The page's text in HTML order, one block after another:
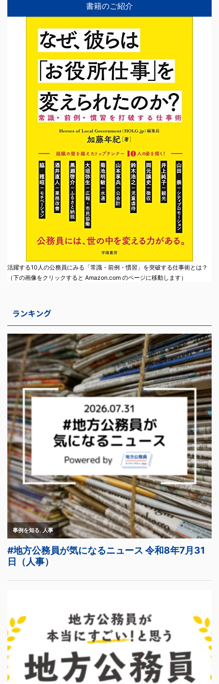
書籍のご紹介
活躍する10人の公務員にみる「常識・前例・慣習」を突破する仕事術とは？
（下の画像をクリックすると Amazon.com のページに移動します）
ランキング